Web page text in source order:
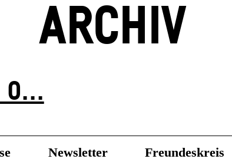
ARCHIV
O...
Newsletter Freundeskreis